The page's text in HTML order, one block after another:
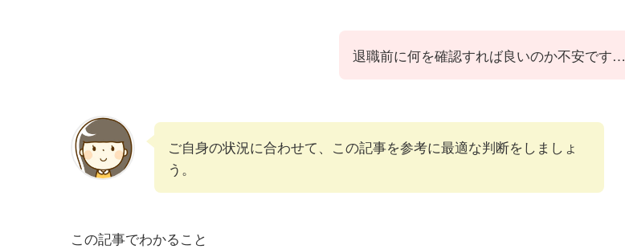
退職前に何を確認すれば良いのか不安です…
ご自身の状況に合わせて、この記事を参考に最適な判断をしましょ
う。
この記事でわかること